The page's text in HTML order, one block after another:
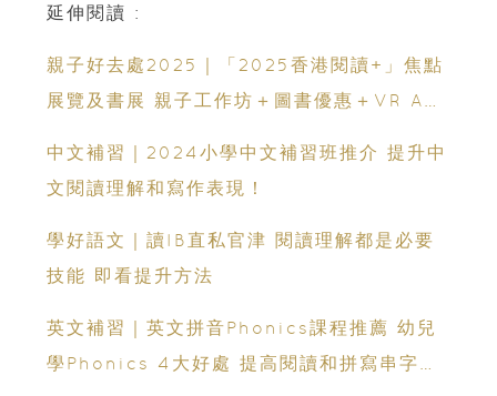
延伸閱讀 :
親子好去處2025｜「2025香港閱讀+」焦點
展覽及書展 親子工作坊＋圖書優惠＋VR AR
中文補習｜2024小學中文補習班推介 提升中
文閱讀理解和寫作表現！
學好語文｜讀IB直私官津 閱讀理解都是必要
技能 即看提升方法
英文補習｜英文拼音Phonics課程推薦 幼兒
學Phonics 4大好處 提高閱讀和拼寫串字能